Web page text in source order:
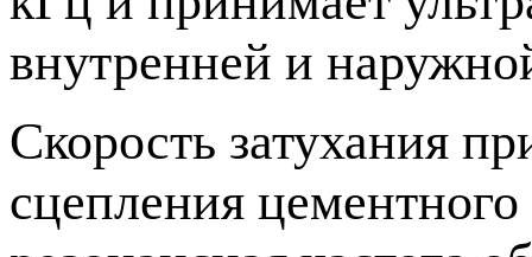
внутренней и
Скорость затухания
сцепления